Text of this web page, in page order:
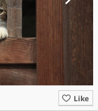
Like